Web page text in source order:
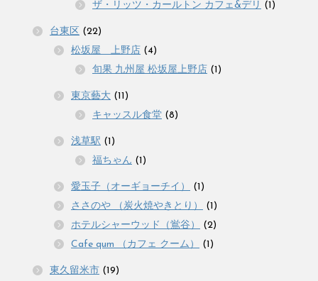
ザ・リッツ・カールトン カフェ&デリ (1)
台東区 (22)
松坂屋 上野店 (4)
旬果 九州屋 松坂屋上野店 (1)
東京藝大 (11)
キャッスル食堂 (8)
浅草駅 (1)
福ちゃん (1)
愛玉子（オーギョーチイ）
(1)
ささのや （炭火焼やきとり）
(1)
ホテルシャーウッド（鴬谷）
(2)
Cafe qum （カフェ クーム）
(1)
東久留米市 (19)